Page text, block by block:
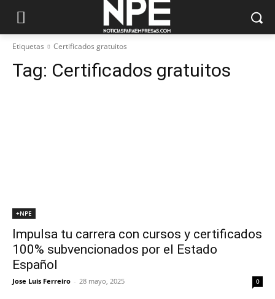
Etiquetas Certificados gratuitos
Tag: Certificados gratuitos
+NPE
Impulsa tu carrera con cursos y certificados
100% subvencionados por el Estado
Español
Jose Luis Ferreiro - 28 mayo, 2025 0